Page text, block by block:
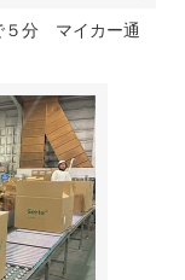
５分 マイカー通